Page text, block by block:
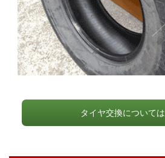
タイヤ交換について